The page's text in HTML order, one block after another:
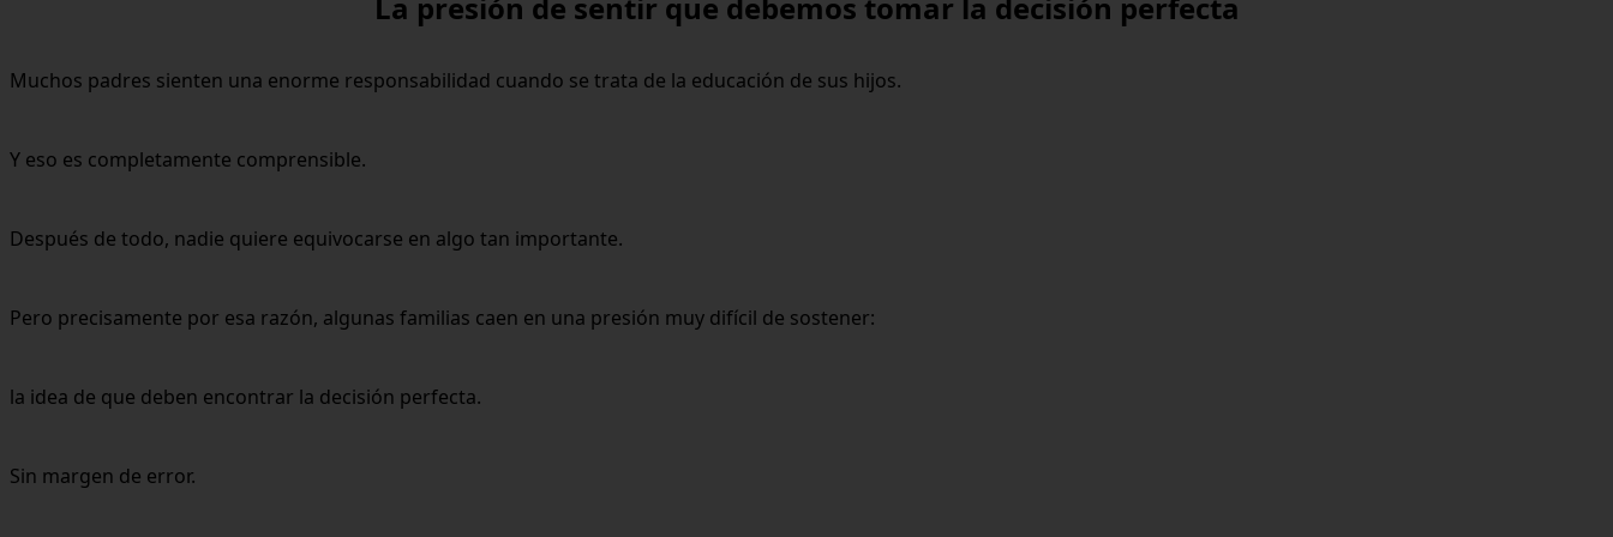
La presión de sentir que debemos tomar la decisión perfecta
Muchos padres sienten una enorme responsabilidad cuando se trata de la educación de sus hijos.
Y eso es completamente comprensible.
Después de todo, nadie quiere equivocarse en algo tan importante.
Pero precisamente por esa razón, algunas familias caen en una presión muy difícil de sostener:
la idea de que deben encontrar la decisión perfecta.
Sin margen de error.